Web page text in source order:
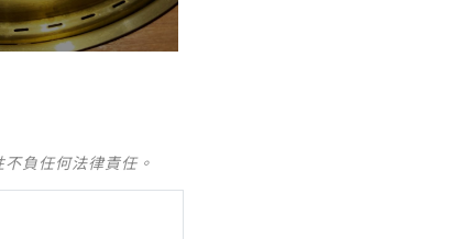
負任何法律責任。